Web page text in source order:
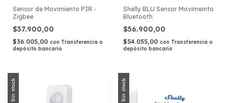
Sensor de Movimiento PIR -
Zigbee
$37.900,00
$36.005,00 con Transferencia o
depósito bancario
Shelly BLU Sensor Movimeinto
Bluetooth
$56.900,00
$54.055,00 con Transferencia o
depósito bancario
Sin stock Sin stock